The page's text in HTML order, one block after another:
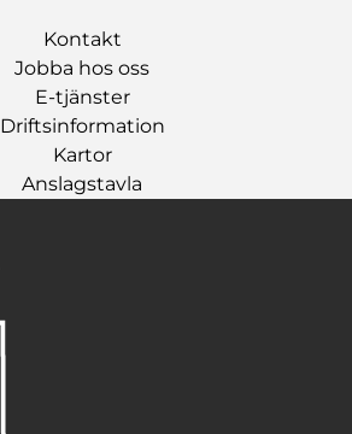
Kontakt
Jobba hos oss
E-tjänster
Driftsinformation
Kartor
Anslagstavla